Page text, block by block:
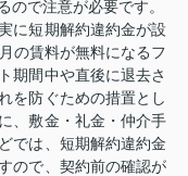
ので注意が必要です。
に短期解約違約金が設
の賃料が無料になるフ
期間中や直後に退去さ
を防ぐための措置とし
、敷金・礼金・仲介手
では、短期解約違約金
ので、契約前の確認が